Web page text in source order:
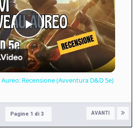
Play
Video
Aureo: Recensione (Avventura D&D 5e)
AVANTI
Pagine 1 di 3